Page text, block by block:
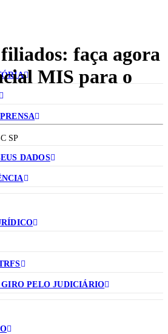
DADOS
PELO JUDICIÁRIO
faça agora
MIS para o
SP